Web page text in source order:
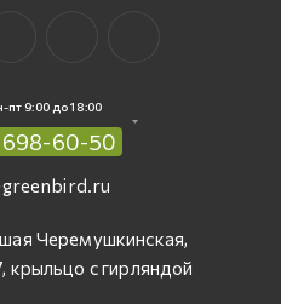
пт 9:00 до 18:00
698-60-50
Черемушкинская,
крыльцо с гирляндой